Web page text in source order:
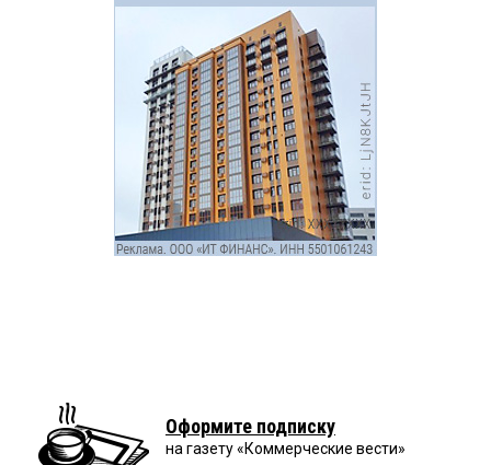
Оформите подписку
на газету «Коммерческие вести»